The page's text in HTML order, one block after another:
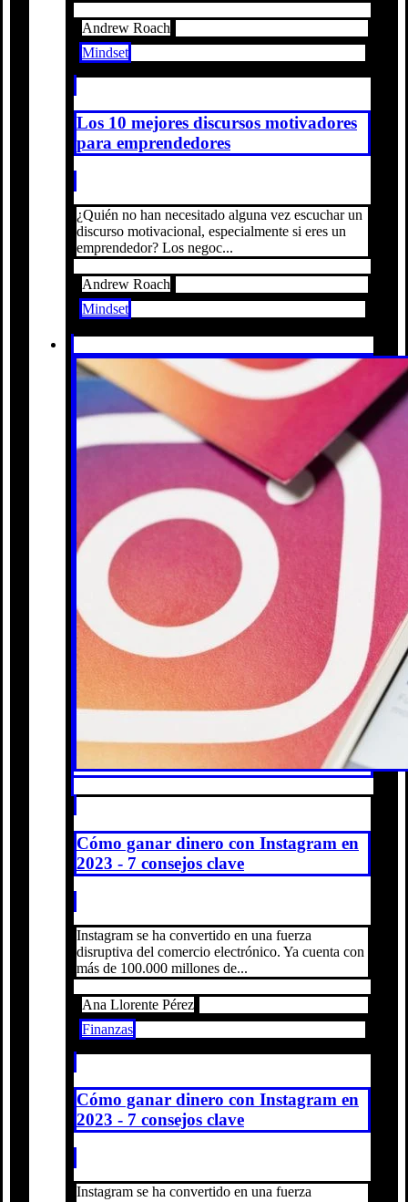
Andrew Roach
Mindset
Los 10 mejores discursos motivadores
para emprendedores
¿Quién no han necesitado alguna vez escuchar un
discurso motivacional, especialmente si eres un
emprendedor? Los negoc...
Andrew Roach
Mindset
Cómo ganar dinero con Instagram en
2023 - 7 consejos clave
Instagram se ha convertido en una fuerza
disruptiva del comercio electrónico. Ya cuenta con
más de 100.000 millones de...
Ana Llorente Pérez
Finanzas
Cómo ganar dinero con Instagram en
2023 - 7 consejos clave
Instagram se ha convertido en una fuerza